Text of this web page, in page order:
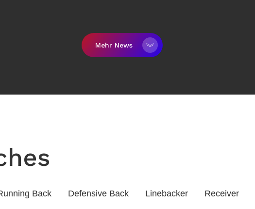
Mehr News
Back Defensive Back Linebacker Receiver